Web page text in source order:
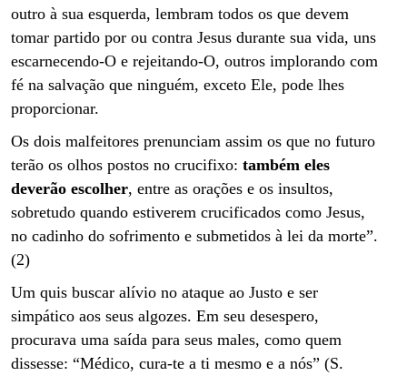
outro à sua esquerda, lembram todos os que devem
tomar partido por ou contra Jesus durante sua vida, uns
escarnecendo-O e rejeitando-O, outros implorando com
fé na salvação que ninguém, exceto Ele, pode lhes
proporcionar.
Os dois malfeitores prenunciam assim os que no futuro
terão os olhos postos no crucifixo: também eles
deverão escolher, entre as orações e os insultos,
sobretudo quando estiverem crucificados como Jesus,
no cadinho do sofrimento e submetidos à lei da morte”.
(2)
Um quis buscar alívio no ataque ao Justo e ser
simpático aos seus algozes. Em seu desespero,
procurava uma saída para seus males, como quem
dissesse: “Médico, cura-te a ti mesmo e a nós” (S.